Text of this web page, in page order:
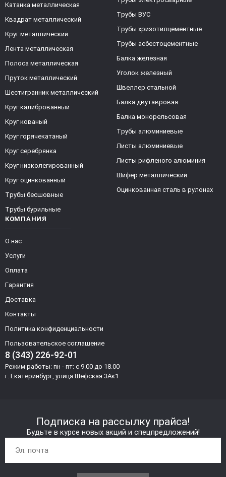
КОМПАНИЯ
О нас
Услуги
Оплата
Гарантия
Доставка
Контакты
Политика конфиденциальности
Пользовательское соглашение
8 (343) 226-92-01
Режим работы: пн - пт: с 9.00 до 18.00
г. Екатеринбург, улица Шефская 3Ак1
Катанка металлическая
Квадрат металлический
Круг металлический
Лента металлическая
Полоса металлическая
Пруток металлический
Шестигранник металлический
Круг калиброванный
Круг кованый
Круг горячекатаный
Круг серебрянка
Круг низколегированный
Круг оцинкованный
Трубы бесшовные
Трубы бурильные
Трубы ВУС
Трубы хризотилцементные
Трубы асбестоцементные
Балка железная
Уголок железный
Швеллер стальной
Балка двутавровая
Балка монорельсовая
Трубы алюминиевые
Листы алюминиевые
Листы рифленого алюминия
Шифер металлический
Оцинкованная сталь в рулонах
Подписка на рассылку прайса!
Будьте в курсе новых акций и спецпредложений!